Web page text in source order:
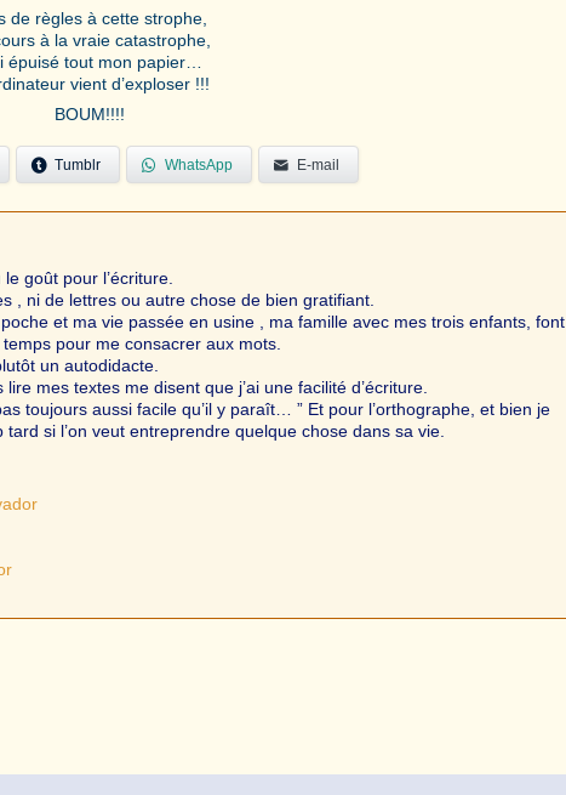
de règles à cette strophe,
à la vraie catastrophe,
épuisé tout mon papier…
vient d’exploser !!!
BOUM!!!!
Tumblr WhatsApp E-mail
goût pour l’écriture.
, ni de lettres ou autre chose de bien gratifiant.
poche et ma vie passée en usine , ma famille avec mes trois enfants, font
pour me consacrer aux mots.
un autodidacte.
mes textes me disent que j’ai une facilité d’écriture.
toujours aussi facile qu’il y paraît… ” Et pour l’orthographe, et bien je
si l’on veut entreprendre quelque chose dans sa vie.